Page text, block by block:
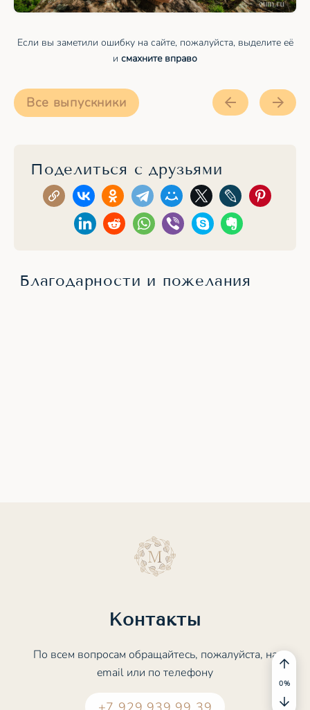
Если вы заметили ошибку на сайте, пожалуйста, выделите её
и смахните вправо
Все выпускники
Поделиться с друзьями
Благодарности и пожелания
Контакты
По всем вопросам обращайтесь, пожалуйста, на
email или по телефону